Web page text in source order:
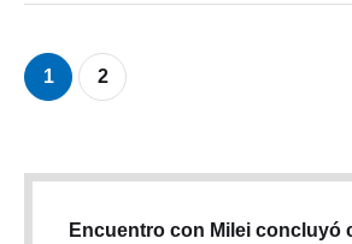
1 2
Encuentro con Milei concluyó